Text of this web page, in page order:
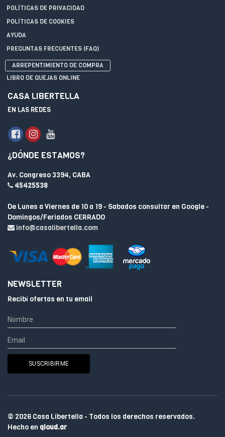
POLÍTICAS DE PRIVACIDAD
POLÍTICAS DE COOKIES
AYUDA
PREGUNTAS FRECUENTES (FAQ)
ARREPENTIMIENTO DE COMPRA
LIBRO DE QUEJAS ONLINE
CASA LIBERTELLA
EN LAS REDES
¿DÓNDE ESTAMOS?
Av. Congreso 3394, CABA
45425538
De Lunes a Viernes de 10 a 19 - Sabados consultar en Google -
Domingos/Feriados CERRADO
info@casalibertella.com
NEWSLETTER
Recibí ofertas en tu email
© 2026 Casa Libertella - Todos los derechos reservados.
Hecho en qloud.ar